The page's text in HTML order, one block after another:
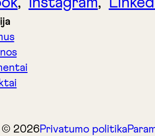
, Instagram,
© 2026Privatumo politika